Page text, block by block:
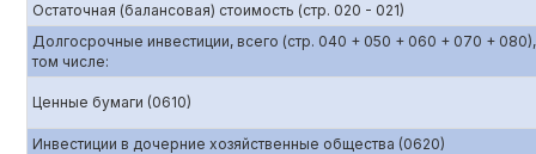
Остаточная (балансовая) стоимость (стр. 020 - 021)
Долгосрочные инвестиции, всего (стр. 040 + 050 + 060 + 070 +
том числе:
Ценные бумаги (0610)
Инвестиции в дочерние хозяйственные общества (0620)